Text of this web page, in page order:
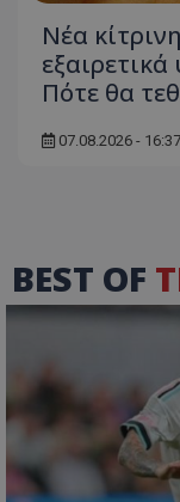
Νέα
Πότε θα
07.08.2026 - 16:37
BEST OF